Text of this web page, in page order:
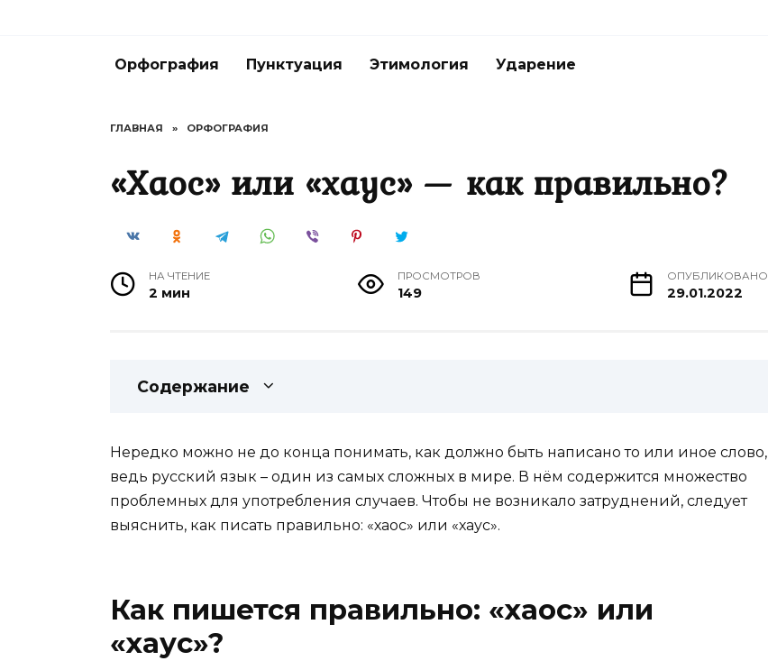
Орфография Пунктуация Этимология Ударение
ГЛАВНАЯ » ОРФОГРАФИЯ
«Хаос» или «хаус» — как правильно?
НА ЧТЕНИЕ
2 мин
ПРОСМОТРОВ
149
ОПУБЛИКОВАНО
29.01.2022
Содержание
Нередко можно не до конца понимать, как должно быть написано то или иное слово,
ведь русский язык – один из самых сложных в мире. В нём содержится множество
проблемных для употребления случаев. Чтобы не возникало затруднений, следует
выяснить, как писать правильно: «хаос» или «хаус».
Как пишется правильно: «хаос» или
«хаус»?